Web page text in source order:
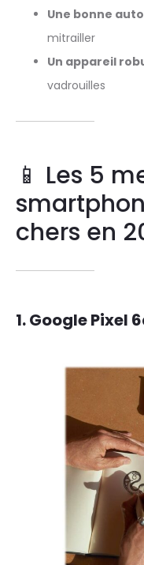
Une bonne
mitrailler
Un appareil
vadrouilles
📱 Les 5
chers en
1.Google Pixel